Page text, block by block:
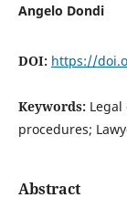
Angelo Dondi
DOI: https://
Keywords:
procedures;
Abstract